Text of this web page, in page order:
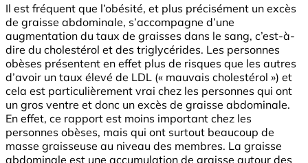
Il est fréquent que l’obésité, et plus précisément un excès
de graisse abdominale, s’accompagne d’une
augmentation du taux de graisses dans le sang, c’est-à-
dire du cholestérol et des triglycérides. Les personnes
obèses présentent en effet plus de risques que les autres
d’avoir un taux élevé de LDL (« mauvais cholestérol ») et
cela est particulièrement vrai chez les personnes qui ont
un gros ventre et donc un excès de graisse abdominale.
En effet, ce rapport est moins important chez les
personnes obèses, mais qui ont surtout beaucoup de
masse graisseuse au niveau des membres. La graisse
abdominale est une accumulation de graisse autour des